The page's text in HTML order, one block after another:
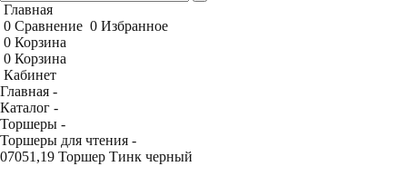
Главная
0 Сравнение 0 Избранное
0 Корзина
0 Корзина
Кабинет
Главная -
Каталог -
Торшеры -
Торшеры для чтения -
07051,19 Торшер Тинк черный